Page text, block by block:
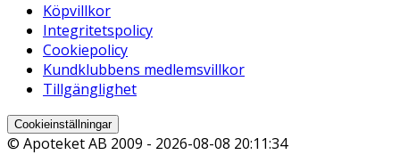
Köpvillkor
Integritetspolicy
Cookiepolicy
Kundklubbens medlemsvillkor
Tillgänglighet
Cookieinställningar
© Apoteket AB 2009 - 2026-08-08 20:11:34